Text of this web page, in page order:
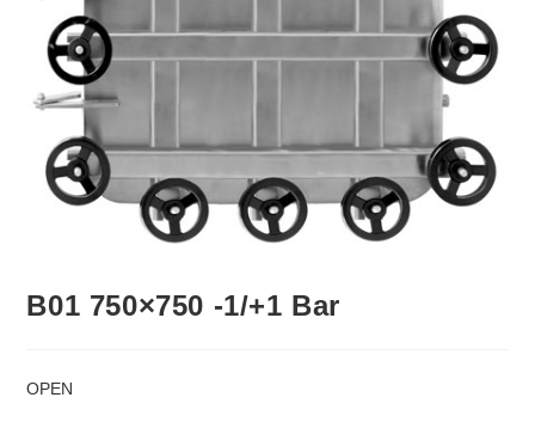
B01 750×750 -1/+1 Bar
OPEN